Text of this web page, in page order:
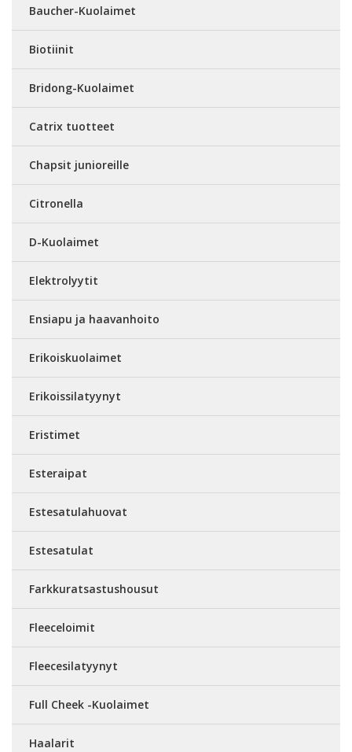
Baucher-Kuolaimet
Biotiinit
Bridong-Kuolaimet
Catrix tuotteet
Chapsit junioreille
Citronella
D-Kuolaimet
Elektrolyytit
Ensiapu ja haavanhoito
Erikoiskuolaimet
Erikoissilatyynyt
Eristimet
Esteraipat
Estesatulahuovat
Estesatulat
Farkkuratsastushousut
Fleeceloimit
Fleecesilatyynyt
Full Cheek -Kuolaimet
Haalarit